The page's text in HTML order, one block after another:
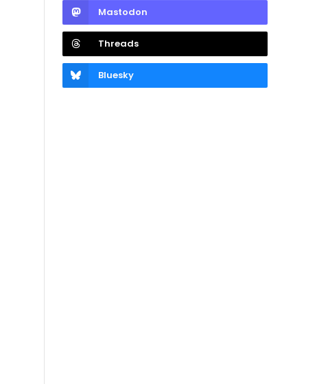
Mastodon
Threads
Bluesky